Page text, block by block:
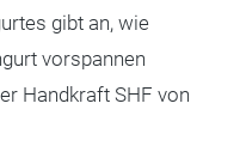
gibt an, wie
vorspannen
Handkraft SHF von